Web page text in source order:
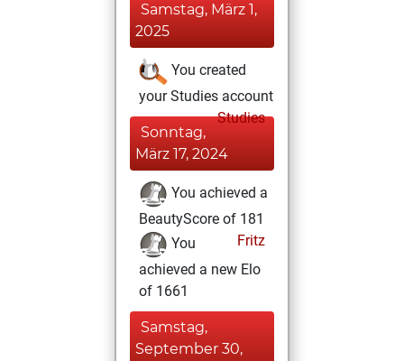
Samstag, März 1,
2025
You created
your Studies account
Studies
Sonntag,
März 17, 2024
You achieved a
BeautyScore of 181
Fritz
You
achieved a new Elo
of 1661
Samstag,
September 30,